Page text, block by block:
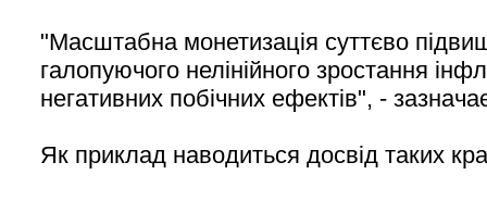
"Масштабна монетизація суттєво
галопуючого нелінійного зростання
негативних побічних ефектів", -
Як приклад наводиться досвід таких